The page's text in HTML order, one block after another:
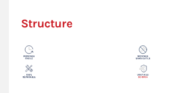
Structure